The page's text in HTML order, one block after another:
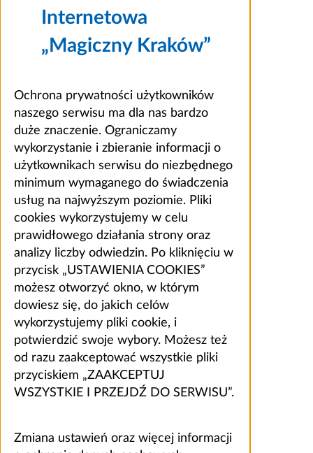
Internetowa
„Magiczny Kraków”
Ochrona prywatności użytkowników
naszego serwisu ma dla nas bardzo
duże znaczenie. Ograniczamy
wykorzystanie i zbieranie informacji o
użytkownikach serwisu do niezbędnego
minimum wymaganego do świadczenia
usług na najwyższym poziomie. Pliki
cookies wykorzystujemy w celu
prawidłowego działania strony oraz
analizy liczby odwiedzin. Po kliknięciu w
przycisk „USTAWIENIA COOKIES”
możesz otworzyć okno, w którym
dowiesz się, do jakich celów
wykorzystujemy pliki cookie, i
potwierdzić swoje wybory. Możesz też
od razu zaakceptować wszystkie pliki
przyciskiem „ZAAKCEPTUJ
WSZYSTKIE I PRZEJDŹ DO SERWISU”.
Zmiana ustawień oraz więcej informacji